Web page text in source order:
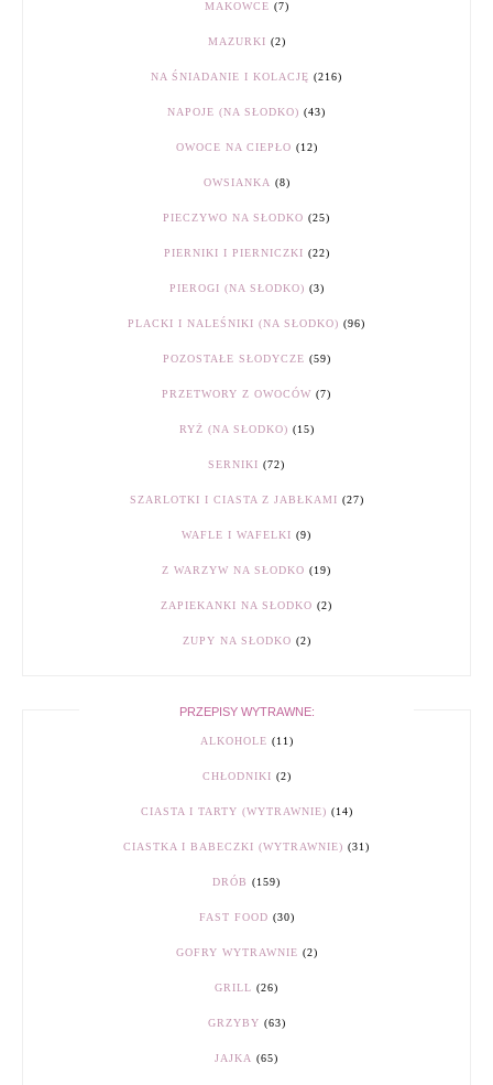
MAKOWCE (7)
MAZURKI (2)
NA ŚNIADANIE I KOLACJĘ (216)
NAPOJE (NA SŁODKO) (43)
OWOCE NA CIEPŁO (12)
OWSIANKA (8)
PIECZYWO NA SŁODKO (25)
PIERNIKI I PIERNICZKI (22)
PIEROGI (NA SŁODKO) (3)
PLACKI I NALEŚNIKI (NA SŁODKO) (96)
POZOSTAŁE SŁODYCZE (59)
PRZETWORY Z OWOCÓW (7)
RYŻ (NA SŁODKO) (15)
SERNIKI (72)
SZARLOTKI I CIASTA Z JABŁKAMI (27)
WAFLE I WAFELKI (9)
Z WARZYW NA SŁODKO (19)
ZAPIEKANKI NA SŁODKO (2)
ZUPY NA SŁODKO (2)
PRZEPISY WYTRAWNE:
ALKOHOLE (11)
CHŁODNIKI (2)
CIASTA I TARTY (WYTRAWNIE) (14)
CIASTKA I BABECZKI (WYTRAWNIE) (31)
DRÓB (159)
FAST FOOD (30)
GOFRY WYTRAWNIE (2)
GRILL (26)
GRZYBY (63)
JAJKA (65)